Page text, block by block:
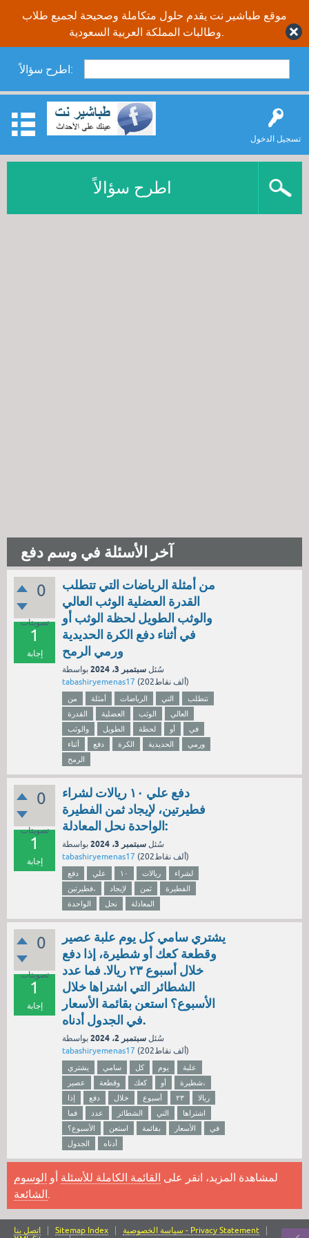
موقع طباشير نت يقدم حلول متكاملة وصحيحة لجميع طلاب
اطرح سؤالاً:
تسجيل الدخول
اطرح سؤالاً
آخر الأسئلة في وسم دفع
0
تصويتات
1
إجابة
من أمثلة الرياضات التي تتطلب
القدرة العضلية الوثب العالي
والوثب الطويل لحظة الوثب أو
في أثناء دفع الكرة الحديدية
ورمي الرمح
سُئل سبتمبر 3، 2024
بواسطة
tabashiryemenas17 ( 202ألف نقاط)
من أمثلة الرياضات التي
تتطلب
القدرة
العضلية الوثب
العالي
والوثب
الطويل لحظة أو
في
أثناء
دفع الكرة الحديدية
ورمي
الرمح
0
تصويتات
1
إجابة
دفع علي ١٠ ريالات لشراء
فطيرتين، لإيجاد ثمن الفطيرة
الواحدة نحل المعادلة:
سُئل سبتمبر 3، 2024
بواسطة
tabashiryemenas17 ( 202ألف نقاط)
دفع علي ١٠ ريالات
لشراء
فطيرتين،
لإيجاد ثمن
الفطيرة
الواحدة
نحل المعادلة
0
تصويتات
1
إجابة
يشتري سامي كل يوم علبة عصير
وقطعة كعك أو شطيرة، إذا دفع
خلال أسبوع ٢٣ ريالا. فما عدد
الشطائر التي اشتراها خلال
الأسبوع؟ استعن بقائمة الأسعار
في الجدول أدناه.
سُئل سبتمبر 2، 2024
بواسطة
tabashiryemenas17 ( 202ألف نقاط)
يشتري سامي كل يوم
علبة
عصير
وقطعة كعك أو
شطيرة،
إذا
دفع خلال أسبوع ٢٣
ريالا
فما
عدد الشطائر التي
اشتراها
الأسبوع؟
استعن بقائمة الأسعار
في
الجدول
أدناه
لمشاهدة المزيد، انقر على القائمة الكاملة للأسئلة أو الوسوم
الشائعة
اتصل بنا Sitemap Index
سياسة الخصوصية - Privacy Statement